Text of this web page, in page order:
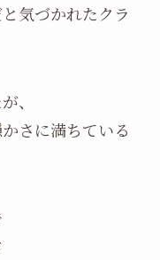
気づかれたクラ
、
さに満ちている